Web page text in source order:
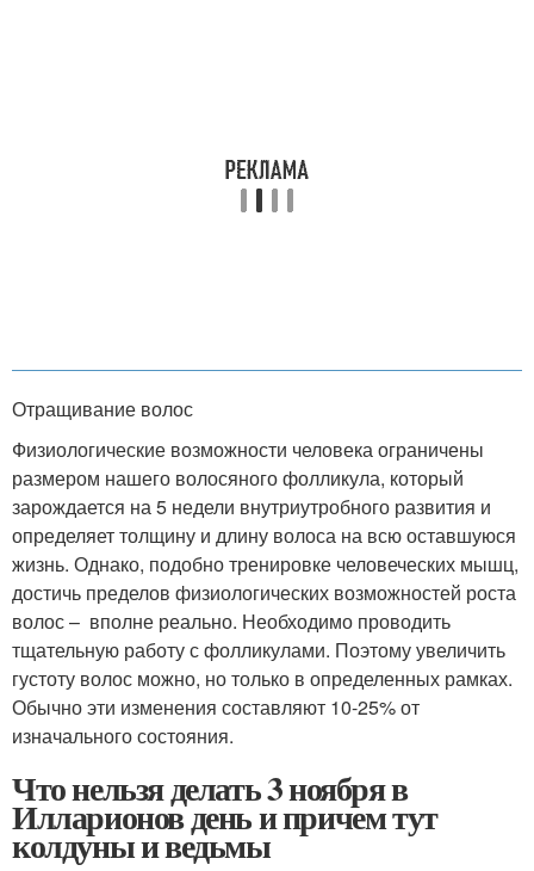
Отращивание волос
Физиологические возможности человека ограничены
размером нашего волосяного фолликула, который
зарождается на 5 недели внутриутробного развития и
определяет толщину и длину волоса на всю оставшуюся
жизнь. Однако, подобно тренировке человеческих мышц,
достичь пределов физиологических возможностей роста
волос – вполне реально. Необходимо проводить
тщательную работу с фолликулами. Поэтому увеличить
густоту волос можно, но только в определенных рамках.
Обычно эти изменения составляют 10-25% от
изначального состояния.
Что нельзя делать 3 ноября в
Илларионов день и причем тут
колдуны и ведьмы